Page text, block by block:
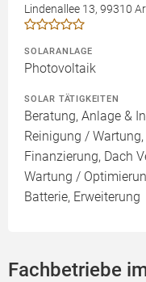
Lindenallee 13, 99310
SOLARANLAGE
Photovoltaik
SOLAR TÄTIGKEITEN
Beratung, Anlage &
Reinigung /
Finanzierung, Dach
Wartung /
Batterie, Erweiterung
Fachbetriebe